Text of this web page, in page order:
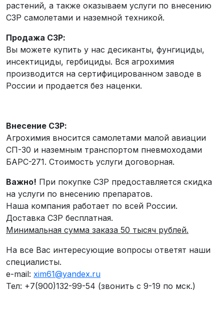
растений, а также оказываем услуги по внесению
СЗР самолетами и наземной техникой.
Продажа СЗР:
Вы можете купить у нас десиканты, фунгициды,
инсектициды, гербициды. Вся агрохимия
производится на сертифицированном заводе в
России и продается без наценки.
Внесение СЗР:
Агрохимия вносится самолетами малой авиации
СП-30 и наземным транспортом пневмоходами
БАРС-271. Стоимость услуги договорная.
Важно! При покупке СЗР предоставляется скидка
на услуги по внесению препаратов.
Наша компания работает по всей России.
Доставка СЗР бесплатная.
Минимальная сумма заказа 50 тысяч рублей.
На все Вас интересующие вопросы ответят наши
специалисты.
e-mail: xim61@yandex.ru
Тел: +7(900)132-99-54 (звонить с 9-19 по мск.)